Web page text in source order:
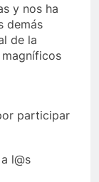
y nos ha
demás
de la
magníficos
participar
l@s